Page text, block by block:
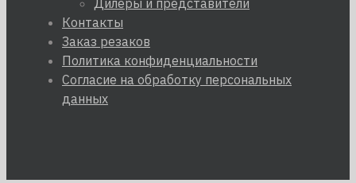
Дилеры и представители
Контакты
Заказ резаков
Политика конфиденциальности
Согласие на обработку персональных
данных